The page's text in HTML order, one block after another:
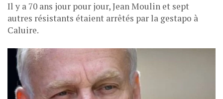
Il y a 70 ans jour pour jour, Jean Moulin et sept
autres résistants étaient arrêtés par la gestapo à
Caluire.